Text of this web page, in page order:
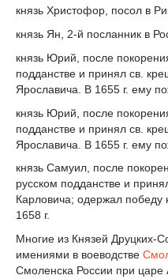
князь Христофор, посол в
князь Ян, 2-й посланник в
князь Юрий, после
подданстве и принял св.
Ярославича. В 1655 г. ему
князь Юрий, после
подданстве и принял св.
Ярославича. В 1655 г. ему
князь Самуил, после
русском подданстве и
Карловича; одержал победу
1658 г.
Многие из Князей Друцких-
имениями в воеводстве
Смоленска России при